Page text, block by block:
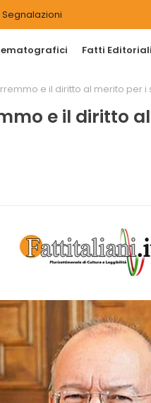
Segnalazioni
Fatti Editoriali
e il diritto al merito per
e il diritto